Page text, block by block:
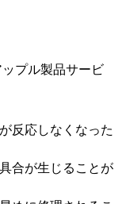
プル製品サービ
反応しなくなった
合が生じることが